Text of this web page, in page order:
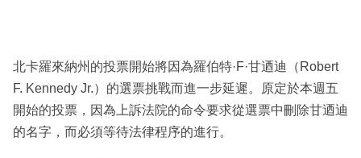
區
北卡羅來納州的投票開始將因為羅伯特·F·甘迺迪（Robert
F. Kennedy Jr.）的選票挑戰而進一步延遲。原定於本週五
開始的投票，因為上訴法院的命令要求從選票中刪除甘迺迪
的名字，而必須等待法律程序的進行。